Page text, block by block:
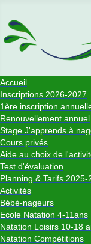
Accueil
Inscriptions 2026-2027
1ère inscription
Renouvellement annuel
Stage J'apprends à
Cours privés
Aide au choix de
Test d'évaluation
Planning & Tarifs 2025-
Activités
Bébé-nageurs
Ecole Natation 4-11ans
Natation Loisirs 10-18
Natation Compétitions